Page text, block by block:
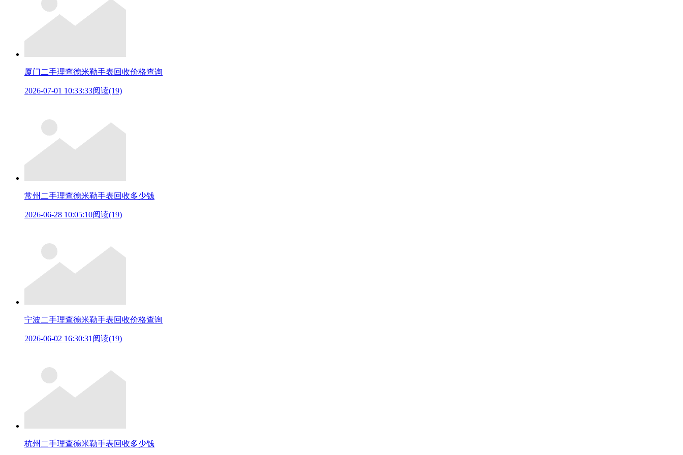
厦门二手理查德米勒手表回收价格查询
2026-07-01 10:33:33阅读(19)
常州二手理查德米勒手表回收多少钱
2026-06-28 10:05:10阅读(19)
宁波二手理查德米勒手表回收价格查询
2026-06-02 16:30:31 阅读(19)
杭州二手理查德米勒手表回收多少钱